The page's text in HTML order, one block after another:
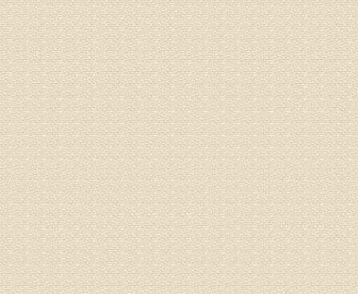
姓名
病情描
专家回
较严重
院详细
姓名：
病情描
专家回
你好，
的。通
姓名：